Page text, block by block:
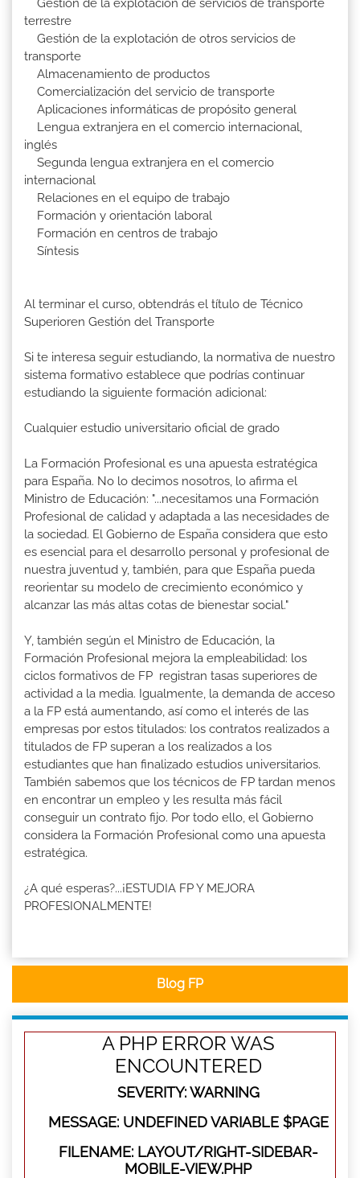
Gestión de la explotación de servicios de transporte
terrestre
Gestión de la explotación de otros servicios de
transporte
Almacenamiento de productos
Comercialización del servicio de transporte
Aplicaciones informáticas de propósito general
Lengua extranjera en el comercio internacional,
inglés
Segunda lengua extranjera en el comercio
internacional
Relaciones en el equipo de trabajo
Formación y orientación laboral
Formación en centros de trabajo
Síntesis
Al terminar el curso, obtendrás el título de Técnico
Superioren Gestión del Transporte
Si te interesa seguir estudiando, la normativa de nuestro
sistema formativo establece que podrías continuar
estudiando la siguiente formación adicional:
Cualquier estudio universitario oficial de grado
La Formación Profesional es una apuesta estratégica
para España. No lo decimos nosotros, lo afirma el
Ministro de Educación: "...necesitamos una Formación
Profesional de calidad y adaptada a las necesidades de
la sociedad. El Gobierno de España considera que esto
es esencial para el desarrollo personal y profesional de
nuestra juventud y, también, para que España pueda
reorientar su modelo de crecimiento económico y
alcanzar las más altas cotas de bienestar social."
Y, también según el Ministro de Educación, la
Formación Profesional mejora la empleabilidad: los
ciclos formativos de FP registran tasas superiores de
actividad a la media. Igualmente, la demanda de acceso
a la FP está aumentando, así como el interés de las
empresas por estos titulados: los contratos realizados a
titulados de FP superan a los realizados a los
estudiantes que han finalizado estudios universitarios.
También sabemos que los técnicos de FP tardan menos
en encontrar un empleo y les resulta más fácil
conseguir un contrato fijo. Por todo ello, el Gobierno
considera la Formación Profesional como una apuesta
estratégica.
¿A qué esperas?...¡ESTUDIA FP Y MEJORA
PROFESIONALMENTE!
Blog FP
A PHP ERROR WAS
ENCOUNTERED
SEVERITY: WARNING
MESSAGE: UNDEFINED VARIABLE $PAGE
FILENAME: LAYOUT/RIGHT-SIDEBAR-
MOBILE-VIEW.PHP